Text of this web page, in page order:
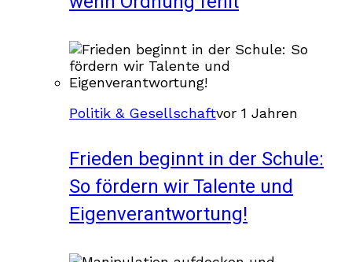
Politik & Gesellschaftvor 1 Jahren
Frieden beginnt in der Schule:
So fördern wir Talente und
Eigenverantwortung!